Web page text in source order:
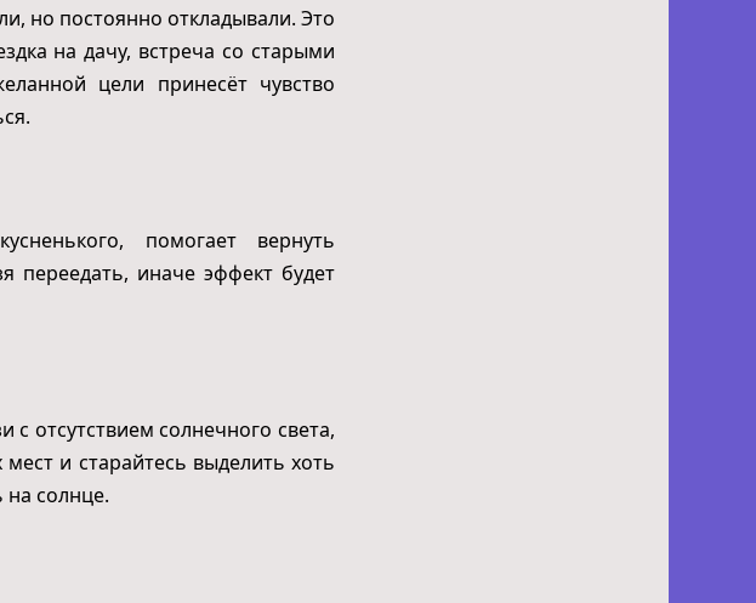
но постоянно откладывали. Это
на дачу, встреча со старыми
цели принесёт чувство
помогает вернуть
переедать, иначе эффект будет
с отсутствием солнечного света,
и старайтесь выделить хоть
солнце.